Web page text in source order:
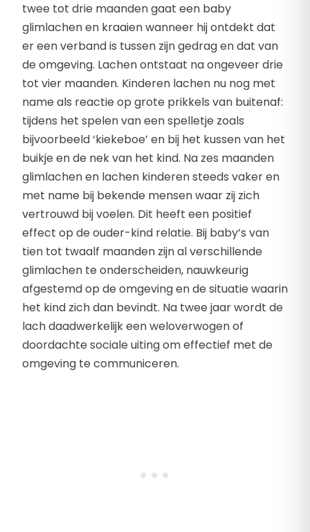
twee tot drie maanden gaat een baby
glimlachen en kraaien wanneer hij ontdekt dat
er een verband is tussen zijn gedrag en dat van
de omgeving. Lachen ontstaat na ongeveer drie
tot vier maanden. Kinderen lachen nu nog met
name als reactie op grote prikkels van buitenaf:
tijdens het spelen van een spelletje zoals
bijvoorbeeld ‘kiekeboe’ en bij het kussen van het
buikje en de nek van het kind. Na zes maanden
glimlachen en lachen kinderen steeds vaker en
met name bij bekende mensen waar zij zich
vertrouwd bij voelen. Dit heeft een positief
effect op de ouder-kind relatie. Bij baby’s van
tien tot twaalf maanden zijn al verschillende
glimlachen te onderscheiden, nauwkeurig
afgestemd op de omgeving en de situatie waarin
het kind zich dan bevindt. Na twee jaar wordt de
lach daadwerkelijk een weloverwogen of
doordachte sociale uiting om effectief met de
omgeving te communiceren.